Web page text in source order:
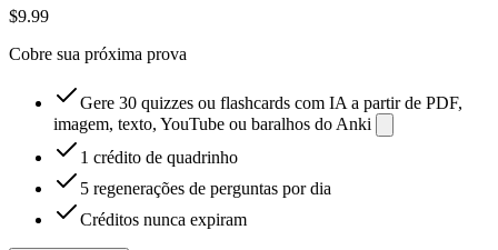
$9.99
Cobre sua próxima prova
Gere 30 quizzes ou flashcards com IA a partir de PDF,
imagem, texto, YouTube ou baralhos do Anki
1 crédito de quadrinho
5 regenerações de perguntas por dia
Créditos nunca expiram